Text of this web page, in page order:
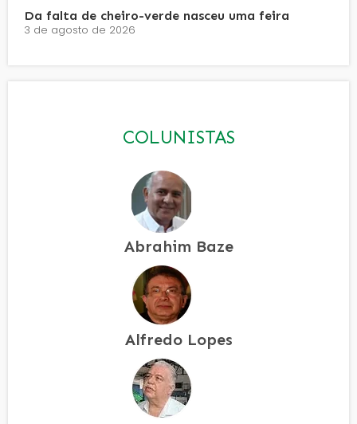
Da falta de cheiro-verde nasceu uma feira
3 de agosto de 2026
COLUNISTAS
Abrahim Baze
Alfredo Lopes